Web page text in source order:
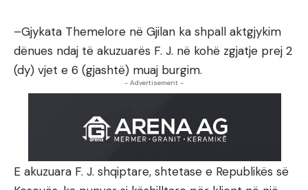
–Gjykata Themelore në Gjilan ka shpall aktgjykim
dënues ndaj të akuzuarës F. J. në kohë zgjatje prej 2
(dy) vjet e 6 (gjashtë) muaj burgim.
- Advertisement -
E akuzuara F. J. shqiptare, shtetase e Republikës së